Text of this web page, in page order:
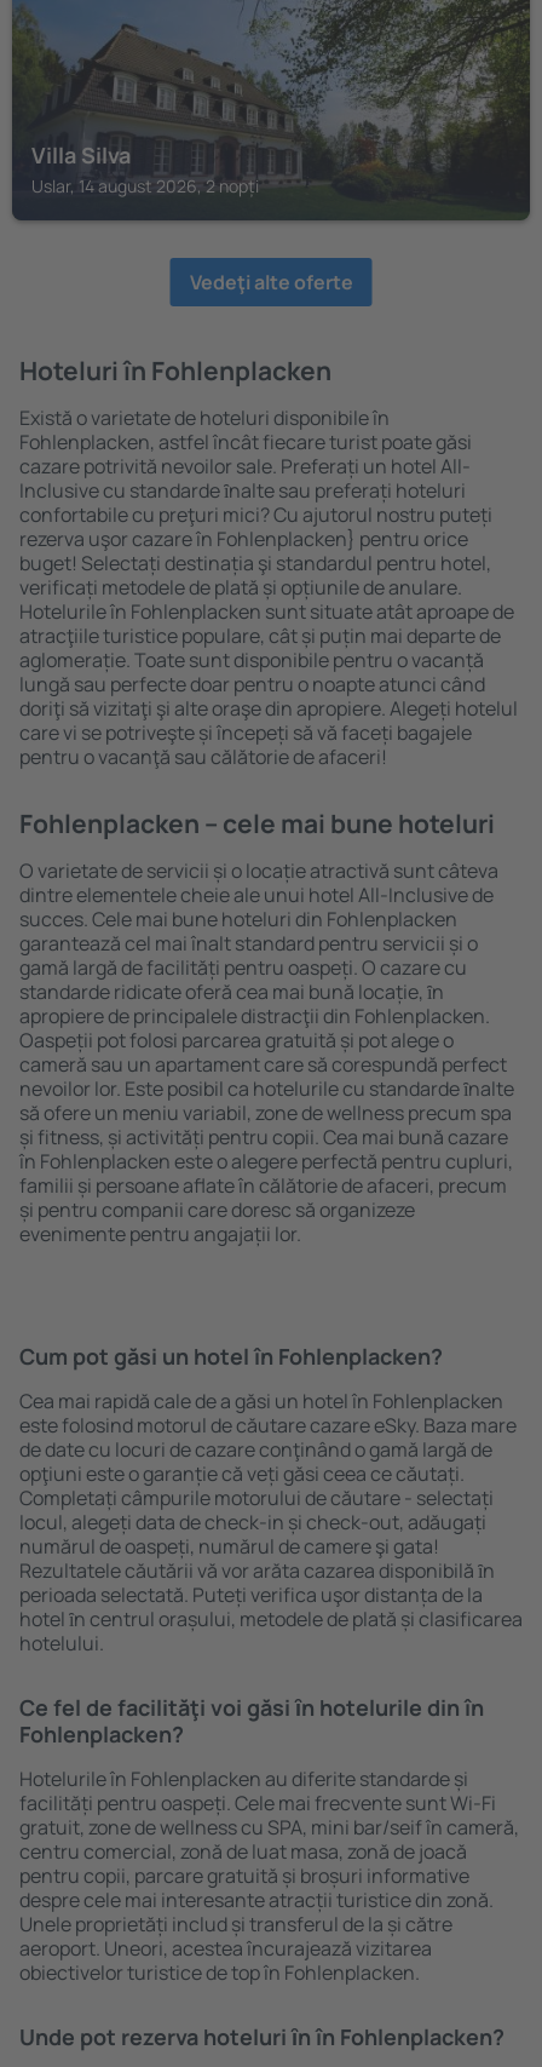
Villa Silva
Uslar, 14 august 2026, 2 nopți
Vedeţi alte oferte
Hoteluri în Fohlenplacken
Există o varietate de hoteluri disponibile în
Fohlenplacken, astfel încât fiecare turist poate găsi
cazare potrivită nevoilor sale. Preferați un hotel All-
Inclusive cu standarde ȋnalte sau preferați hoteluri
confortabile cu preţuri mici? Cu ajutorul nostru puteți
rezerva uşor cazare în Fohlenplacken} pentru orice
buget! Selectați destinația şi standardul pentru hotel,
verificați metodele de plată și opțiunile de anulare.
Hotelurile în Fohlenplacken sunt situate atât aproape de
atracţiile turistice populare, cât și puțin mai departe de
aglomerație. Toate sunt disponibile pentru o vacanță
lungă sau perfecte doar pentru o noapte atunci când
doriţi să vizitaţi şi alte oraşe din apropiere. Alegeți hotelul
care vi se potriveşte și începeți să vă faceți bagajele
pentru o vacanţă sau călătorie de afaceri!
Fohlenplacken – cele mai bune hoteluri
O varietate de servicii și o locație atractivă sunt câteva
dintre elementele cheie ale unui hotel All-Inclusive de
succes. Cele mai bune hoteluri din Fohlenplacken
garantează cel mai înalt standard pentru servicii și o
gamă largă de facilități pentru oaspeți. O cazare cu
standarde ridicate oferă cea mai bună locație, ȋn
apropiere de principalele distracţii din Fohlenplacken.
Oaspeții pot folosi parcarea gratuită și pot alege o
cameră sau un apartament care să corespundă perfect
nevoilor lor. Este posibil ca hotelurile cu standarde ȋnalte
să ofere un meniu variabil, zone de wellness precum spa
și fitness, și activități pentru copii. Cea mai bună cazare
în Fohlenplacken este o alegere perfectă pentru cupluri,
familii și persoane aflate în călătorie de afaceri, precum
și pentru companii care doresc să organizeze
evenimente pentru angajații lor.
Cum pot găsi un hotel în Fohlenplacken?
Cea mai rapidă cale de a găsi un hotel în Fohlenplacken
este folosind motorul de căutare cazare eSky. Baza mare
de date cu locuri de cazare conţinând o gamă largă de
opţiuni este o garanție că veți găsi ceea ce căutați.
Completați câmpurile motorului de căutare - selectați
locul, alegeți data de check-in și check-out, adăugați
numărul de oaspeți, numărul de camere şi gata!
Rezultatele căutării vă vor arăta cazarea disponibilă ȋn
perioada selectată. Puteți verifica uşor distanța de la
hotel ȋn centrul orașului, metodele de plată și clasificarea
hotelului.
Ce fel de facilităţi voi găsi ȋn hotelurile din în
Fohlenplacken?
Hotelurile în Fohlenplacken au diferite standarde și
facilități pentru oaspeți. Cele mai frecvente sunt Wi-Fi
gratuit, zone de wellness cu SPA, mini bar/seif în cameră,
centru comercial, zonă de luat masa, zonă de joacă
pentru copii, parcare gratuită și broșuri informative
despre cele mai interesante atracții turistice din zonă.
Unele proprietăți includ și transferul de la și către
aeroport. Uneori, acestea încurajează vizitarea
obiectivelor turistice de top în Fohlenplacken.
Unde pot rezerva hoteluri ȋn în Fohlenplacken?